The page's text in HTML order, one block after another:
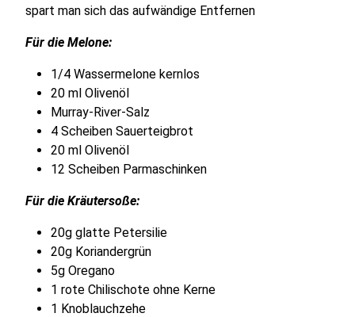
spart man sich das aufwändige Entfernen
Für die Melone:
1/4 Wassermelone kernlos
20 ml Olivenöl
Murray-River-Salz
4 Scheiben Sauerteigbrot
20 ml Olivenöl
12 Scheiben Parmaschinken
Für die Kräutersoße:
20g glatte Petersilie
20g Koriandergrün
5g Oregano
1 rote Chilischote ohne Kerne
1 Knoblauchzehe